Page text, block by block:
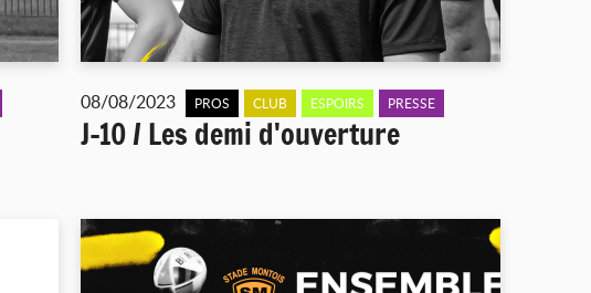
08/08/2023 PROS CLUB ESPOIRS PRESSE
J-10 / Les demi d'ouverture